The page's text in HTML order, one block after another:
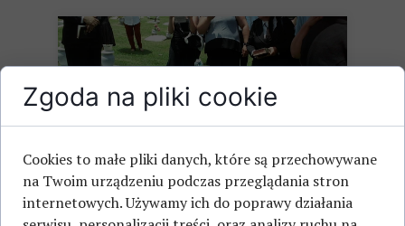
Zadośćuczynienie za śmierć bliskiej
osoby: komu przysługuje?
Zgoda na pliki cookie
Cookies to małe pliki danych, które są przechowywane
na Twoim urządzeniu podczas przeglądania stron
internetowych. Używamy ich do poprawy działania